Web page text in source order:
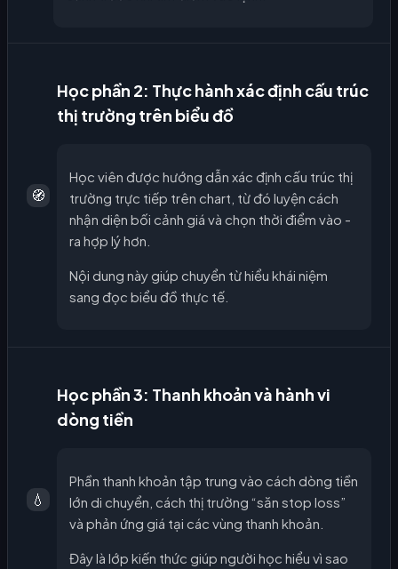
🧭
Học phần 2: Thực hành xác định cấu trúc
thị trường trên biểu đồ
Học viên được hướng dẫn xác định cấu trúc thị
trường trực tiếp trên chart, từ đó luyện cách
nhận diện bối cảnh giá và chọn thời điểm vào -
ra hợp lý hơn.
Nội dung này giúp chuyển từ hiểu khái niệm
sang đọc biểu đồ thực tế.
💧
Học phần 3: Thanh khoản và hành vi
dòng tiền
Phần thanh khoản tập trung vào cách dòng tiền
lớn di chuyển, cách thị trường “săn stop loss”
và phản ứng giá tại các vùng thanh khoản.
Đây là lớp kiến thức giúp người học hiểu vì sao